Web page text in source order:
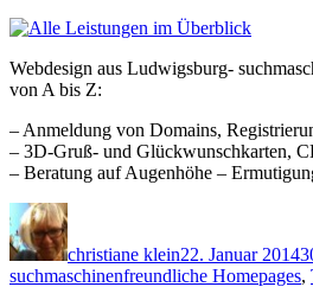
Webdesign aus Ludwigsburg-
von A bis Z:
– Anmeldung von Domains,
– 3D-Gruß- und Glückwunschkarten,
– Beratung auf Augenhöhe –
Autor
christiane klein22. Januar 2014
suchmaschinenfreundliche Homepages,